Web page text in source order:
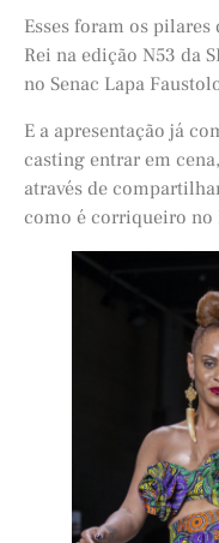
Esses foram os
Rei na edição N53 da
no Senac Lapa
E a apresentação já
casting entrar em
através de
como é corriqueiro no